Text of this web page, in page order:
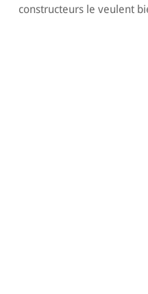
constructeurs le veulent